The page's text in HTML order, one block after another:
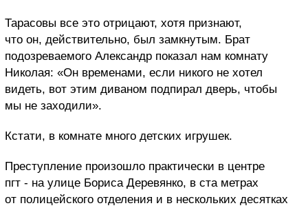
Тарасовы все это отрицают, хотя признают,
что он, действительно, был замкнутым. Брат
подозреваемого Александр показал нам комнату
Николая: «Он временами, если никого не хотел
видеть, вот этим диваном подпирал дверь, чтобы
мы не заходили».
Кстати, в комнате много детских игрушек.
Преступление произошло практически в центре
пгт - на улице Бориса Деревянко, в ста метрах
от полицейского отделения и в нескольких десятках